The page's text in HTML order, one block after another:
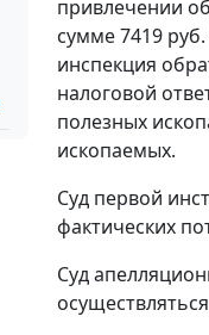
привлечении
сумме 7419
инспекция
налоговой
полезных
ископаемых.
Суд первой
фактических
Суд